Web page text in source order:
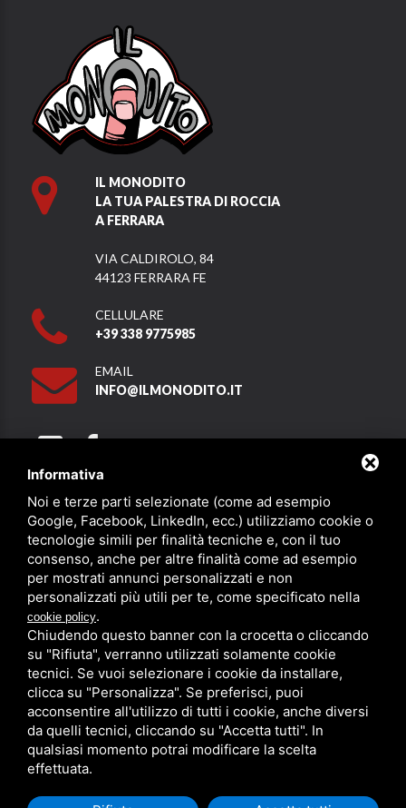
IL MONODITO
LA TUA PALESTRA DI ROCCIA
A FERRARA
VIA CALDIROLO, 84
44123 FERRARA FE
CELLULARE
+39 338 9775985
EMAIL
INFO@ILMONODITO.IT
Partner
PRIVACY SITEMAP/ QUESTO SITO È PROTETTO DA GOOGLE
RECAPTCHA V3,PRIVACY POLICYE TERMS OF SERVICEDI GOOGLE.
Informativa
Noi e terze parti selezionate (come ad esempio
Google, Facebook, LinkedIn, ecc.) utilizziamo cookie o
tecnologie simili per finalità tecniche e, con il tuo
consenso, anche per altre finalità come ad esempio
per mostrati annunci personalizzati e non
personalizzati più utili per te, come specificato nella
cookie policy.
Chiudendo questo banner con la crocetta o cliccando
su "Rifiuta", verranno utilizzati solamente cookie
tecnici. Se vuoi selezionare i cookie da installare,
clicca su "Personalizza". Se preferisci, puoi
acconsentire all'utilizzo di tutti i cookie, anche diversi
da quelli tecnici, cliccando su "Accetta tutti". In
qualsiasi momento potrai modificare la scelta
effettuata.